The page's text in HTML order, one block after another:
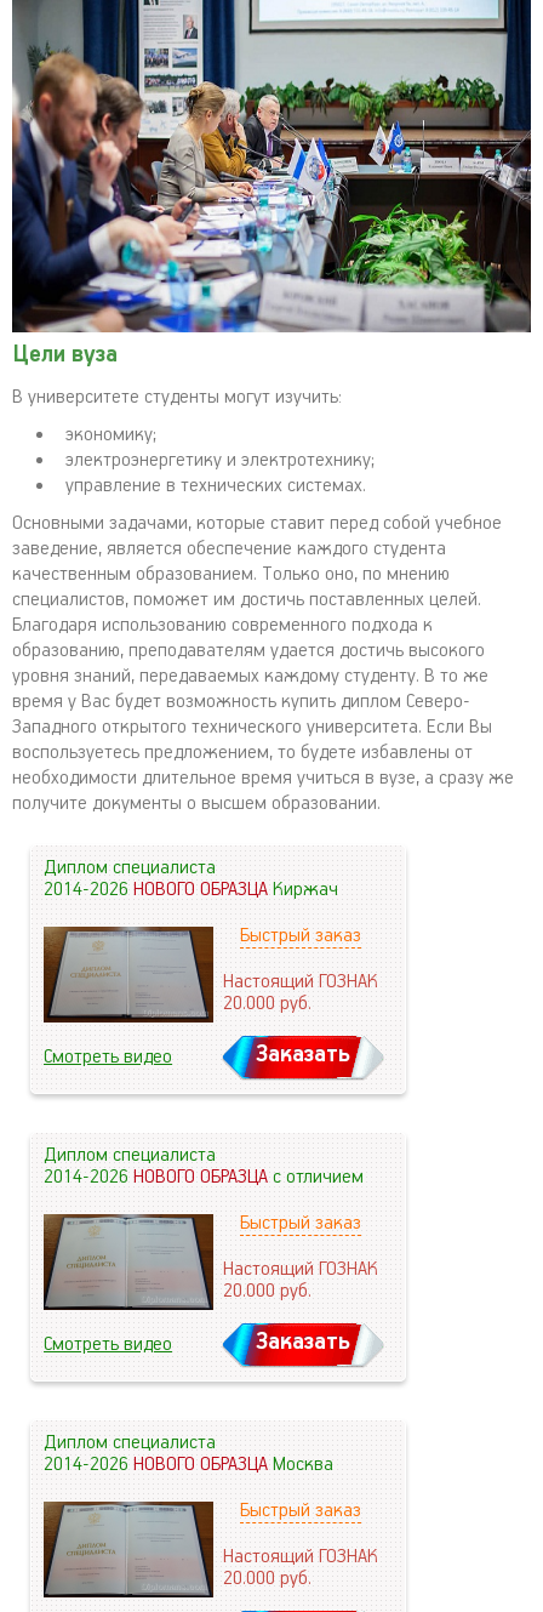
Цели вуза
В университете студенты могут изучить:
экономику;
электроэнергетику и электротехнику;
управление в технических системах.
Основными задачами, которые ставит перед собой учебное
заведение, является обеспечение каждого студента
качественным образованием. Только оно, по мнению
специалистов, поможет им достичь поставленных целей.
Благодаря использованию современного подхода к
образованию, преподавателям удается достичь высокого
уровня знаний, передаваемых каждому студенту. В то же
время у Вас будет возможность купить диплом Северо-
Западного открытого технического университета. Если Вы
воспользуетесь предложением, то будете избавлены от
необходимости длительное время учиться в вузе, а сразу же
получите документы о высшем образовании.
Диплом специалиста
2014-2026НОВОГО ОБРАЗЦАКиржач
Быстрый заказ
Настоящий ГОЗНАК
20.000руб.
Смотреть видео Заказать
Диплом специалиста
2014-2026НОВОГО ОБРАЗЦАс отличием
Быстрый заказ
Настоящий ГОЗНАК
20.000руб.
Смотреть видео Заказать
Диплом специалиста
2014-2026НОВОГО ОБРАЗЦАМосква
Быстрый заказ
Настоящий ГОЗНАК
20.000руб.